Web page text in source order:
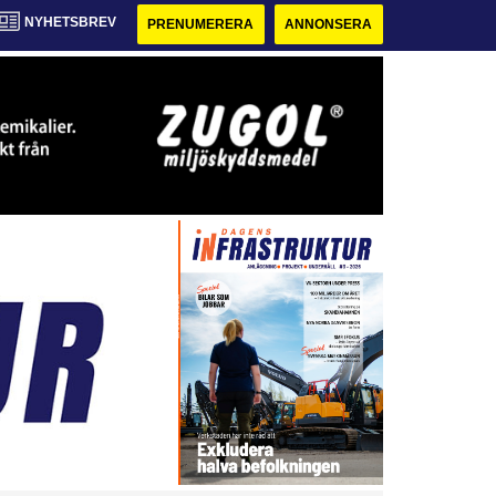
NYHETSBREV PRENUMERERA ANNONSERA